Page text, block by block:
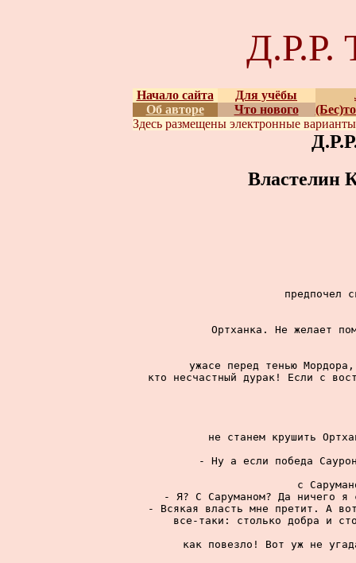
Начало сайта Для учёбы
Об авторе
Что нового
Здесь размещены электронные
Властелин
предпочел
Ортханка. Не желает
ужасе перед тенью
кто несчастный дурак! Если с
не станем крушить
- Ну а если победа
с
- Я? С Саруманом? Да ничего
- Всякая власть мне претит. А
все-таки: столько добра и
как повезло! Вот уж не